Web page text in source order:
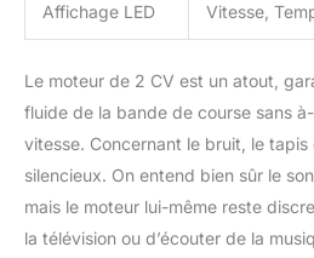
Affichage LED Vitesse,
Le moteur de 2 CV est un atout,
fluide de la bande de course sans
vitesse. Concernant le bruit, le tapis
silencieux. On entend bien sûr le
mais le moteur lui-même reste
la télévision ou d’écouter de la